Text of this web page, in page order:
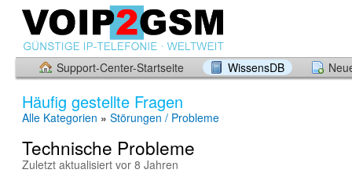
Support-Center-Startseite WissensDB
Häufig gestellte Fragen
Alle Kategorien » Störungen / Probleme
Technische Probleme
Zuletzt aktualisiert vor 8 Jahren